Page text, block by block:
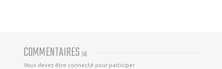
COMMENTAIRES (48)
Vous devez être connecté pour participer